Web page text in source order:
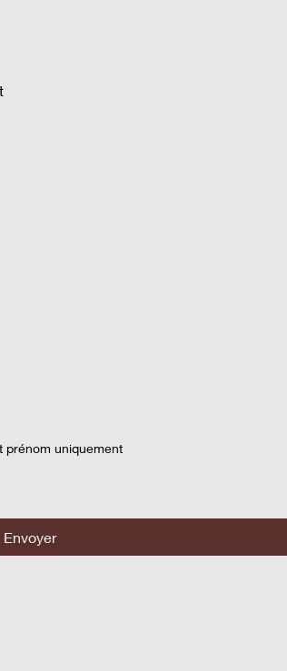
prénom uniquement
Envoyer